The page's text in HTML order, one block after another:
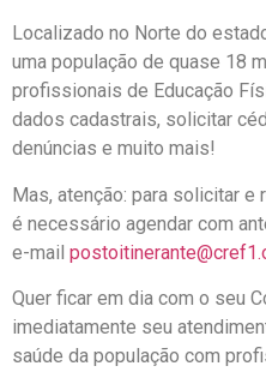
Localizado no Norte do
uma população de quase 18
profissionais de Educação
dados cadastrais, solicitar
denúncias e muito mais!
Mas, atenção: para solicitar
é necessário agendar com
e-mail
Quer ficar em dia com o seu
imediatamente seu
saúde da população com